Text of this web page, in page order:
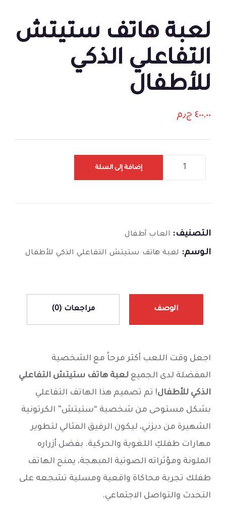
لعبة هاتف ستيتش
التفاعلي الذكي
للأطفال
٤٠٠,٠٠ ج٫م
إضافة إلى السلة
التصنيف: العاب أطفال
الوسم: لعبة هاتف ستيتش التفاعلي الذكي للأطفال
الوصف مراجعات (0)
اجعل وقت اللعب أكثر مرحاً مع الشخصية
المفضلة لدى الجميع لعبة هاتف ستيتش التفاعلي
الذكي للأطفال! تم تصميم هذا الهاتف التفاعلي
بشكل مستوحى من شخصية “ستيتش” الكرتونية
الشهيرة من ديزني، ليكون الرفيق المثالي لتطوير
مهارات طفلكِ اللغوية والحركية. بفضل أزراره
الملونة ومؤثراته الصوتية المبهجة، يمنح الهاتف
طفلك تجربة محاكاة واقعية ومسلية تشجعه على
التحدث والتواصل الاجتماعي.